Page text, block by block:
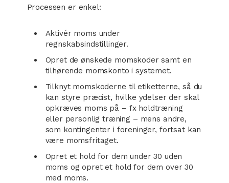
Processen er enkel:
Aktivér moms under
regnskabsindstillinger.
Opret de ønskede momskoder samt en
tilhørende momskonto i systemet.
Tilknyt momskoderne til etiketterne, så du
kan styre præcist, hvilke ydelser der skal
opkræves moms på – fx holdtræning
eller personlig træning – mens andre,
som kontingenter i foreninger, fortsat kan
være momsfritaget.
Opret et hold for dem under 30 uden
moms og opret et hold for dem over 30
med moms.